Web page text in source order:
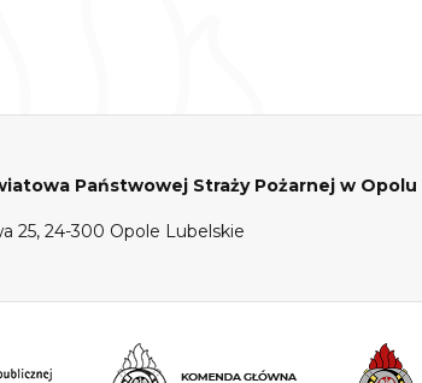
Państwowej Straży Pożarnej w
25, 24-300 Opole Lubelskie